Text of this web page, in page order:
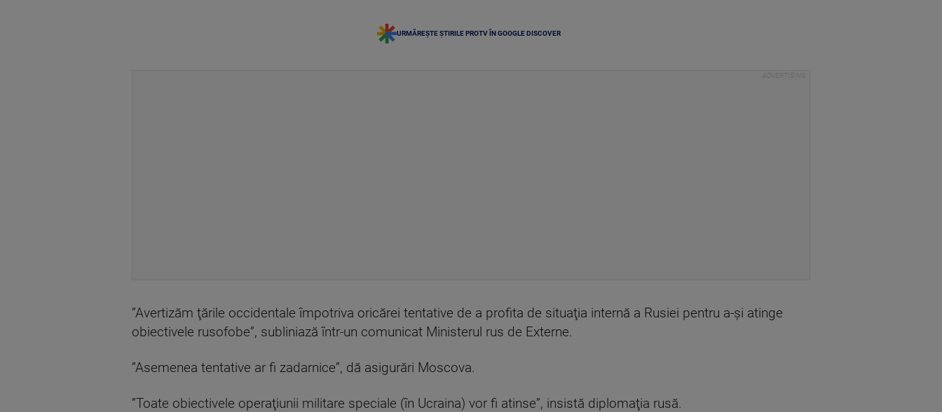
URMĂREȘTE ȘTIRILE PROTV ÎN GOOGLE DISCOVER
”Avertizăm ţările occidentale împotriva oricărei tentative de a profita de situaţia internă a Rusiei pentru a-şi atinge
obiectivele rusofobe”, subliniază într-un comunicat Ministerul rus de Externe.
”Asemenea tentative ar fi zadarnice”, dă asigurări Moscova.
”Toate obiectivele operaţiunii militare speciale (în Ucraina) vor fi atinse”, insistă diplomaţia rusă.